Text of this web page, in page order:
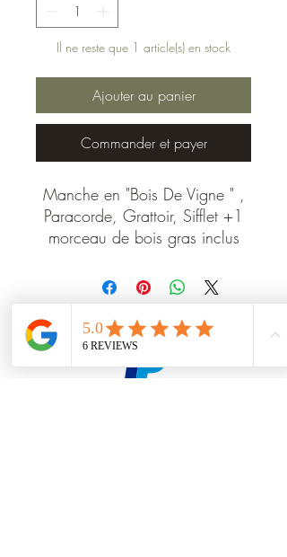
Il ne reste que 1 article(s) en stock
Ajouter au panier
Commander et payer
Manche en "Bois De Vigne " ,
Paracorde, Grattoir, Sifflet +1
morceau de bois gras inclus